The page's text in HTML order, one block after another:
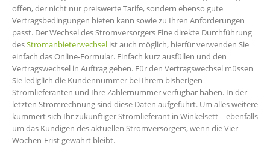
offen, der nicht nur preiswerte Tarife, sondern ebenso gute
Vertragsbedingungen bieten kann sowie zu Ihren Anforderungen
passt. Der Wechsel des Stromversorgers Eine direkte Durchführung
desStromanbieterwechsel ist auch möglich, hierfür verwenden Sie
einfach das Online-Formular. Einfach kurz ausfüllen und den
Vertragswechsel in Auftrag geben. Für den Vertragswechsel müssen
Sie lediglich die Kundennummer bei Ihrem bisherigen
Stromlieferanten und Ihre Zählernummer verfügbar haben. In der
letzten Stromrechnung sind diese Daten aufgeführt. Um alles weitere
kümmert sich Ihr zukünftiger Stromlieferant in Winkelsett – ebenfalls
um das Kündigen des aktuellen Stromversorgers, wenn die Vier-
Wochen-Frist gewahrt bleibt.